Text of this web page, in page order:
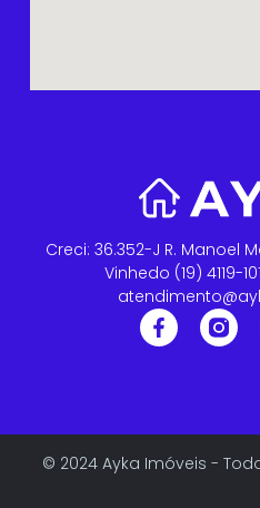
Creci: 36.352-J R. Manoel
Vinhedo (19) 4119-
© 2024 Ayka Imóveis -